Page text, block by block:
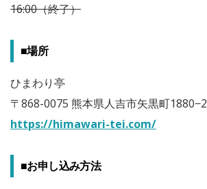
16:00（終了）
■場所
ひまわり亭
〒868-0075 熊本県人吉市矢黒町1880−2
https://himawari-tei.com/
■お申し込み方法